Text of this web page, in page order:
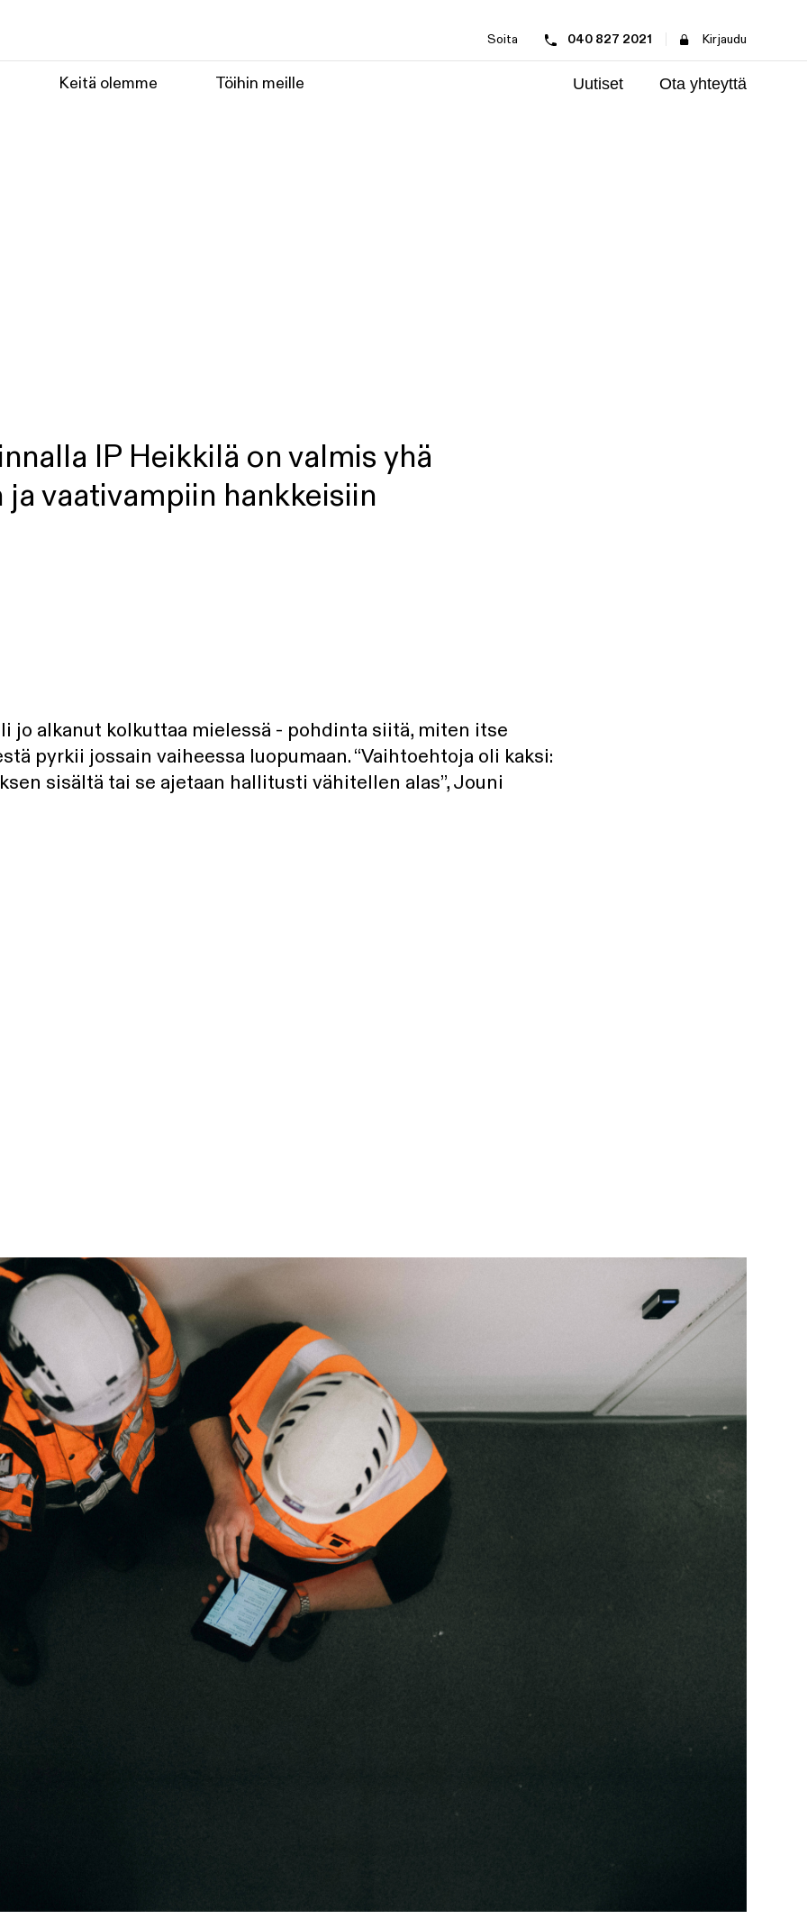
Soita 040 827 2021 Kirjaudu
Keitä olemme Töihin meille Uutiset Ota yhteyttä
IP Heikkilä on valmis yhä
vaativampiin hankkeisiin
jo alkanut kolkuttaa mielessä - pohdinta siitä, miten itse
pyrkii jossain vaiheessa luopumaan. “Vaihtoehtoja oli kaksi:
sisältä tai se ajetaan hallitusti vähitellen alas”, Jouni